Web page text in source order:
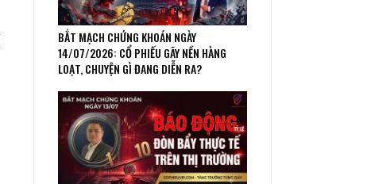
BẮT MẠCH CHỨNG KHOÁN NGÀY
14/07/2026: CỔ PHIẾU GÃY NỀN HÀNG
LOẠT, CHUYỆN GÌ ĐANG DIỄN RA?